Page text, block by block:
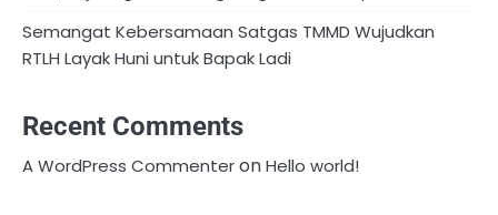
Semangat Kebersamaan Satgas TMMD Wujudkan
RTLH Layak Huni untuk Bapak Ladi
Recent Comments
A WordPress CommenteronHello world!